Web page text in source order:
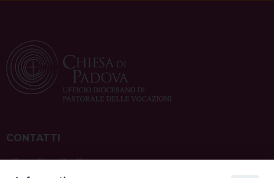
CONTATTI
ufficio: Casa Pio X
via Bonporti, 20 – 35141 Padova